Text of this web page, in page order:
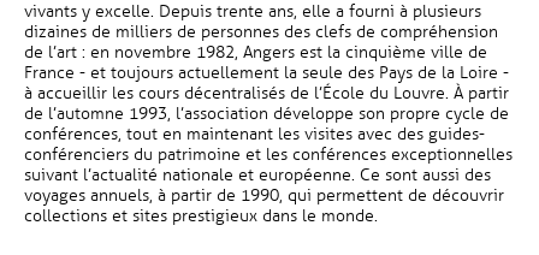
vivants y excelle. Depuis trente ans, elle a fourni à plusieurs
dizaines de milliers de personnes des clefs de compréhension
de l’art : en novembre 1982, Angers est la cinquième ville de
France - et toujours actuellement la seule des Pays de la Loire -
à accueillir les cours décentralisés de l’École du Louvre. À partir
de l’automne 1993, l’association développe son propre cycle de
conférences, tout en maintenant les visites avec des guides-
conférenciers du patrimoine et les conférences exceptionnelles
suivant l’actualité nationale et européenne. Ce sont aussi des
voyages annuels, à partir de 1990, qui permettent de découvrir
collections et sites prestigieux dans le monde.